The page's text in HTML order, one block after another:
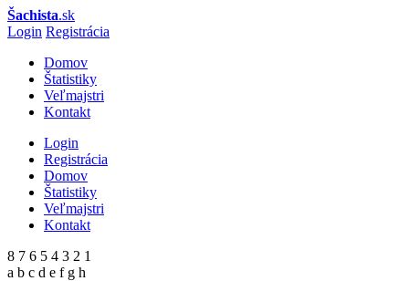
Šachista.sk
Login Registrácia
Domov
Štatistiky
Veľmajstri
Kontakt
Login
Registrácia
Domov
Štatistiky
Veľmajstri
Kontakt
8 7 6 5 4 3 2 1
a b c d e f g h